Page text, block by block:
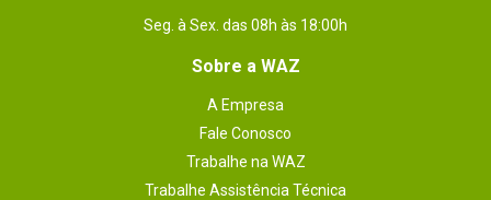
Seg. à Sex. das 08h às 18:00h
Sobre a WAZ
A Empresa
Fale Conosco
Trabalhe na WAZ
Trabalhe Assistência Técnica